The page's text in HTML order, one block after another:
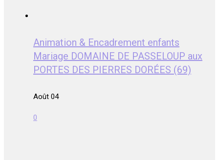
Animation & Encadrement enfants
Mariage DOMAINE DE PASSELOUP aux
PORTES DES PIERRES DORÉES (69)
Août 04
0